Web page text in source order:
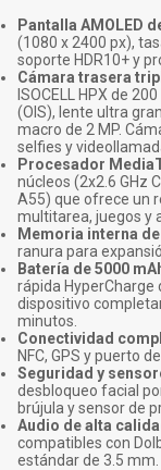
Pantalla AMOLED
(1080 x 2400 px),
soporte HDR10+ y
Cámara trasera
ISOCELL HPX de
(OIS), lente ultra
macro de 2 MP.
selfies y
Procesador
núcleos (2x2.6 GHz
A55) que ofrece un
multitarea, juegos y
Memoria interna de
ranura para
Batería de 5000
rápida HyperCharge
dispositivo
minutos.
Conectividad
NFC, GPS y puerto
Seguridad y
desbloqueo facial
brújula y sensor de
Audio de alta
compatibles con
estándar de 3.5 mm.